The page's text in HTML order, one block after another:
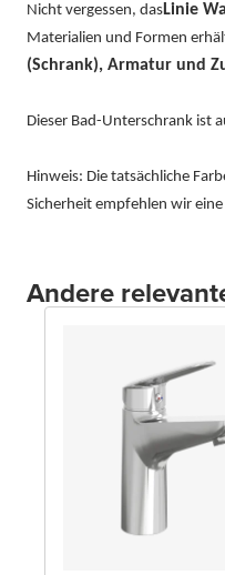
Nicht vergessen, dasLinie
Materialien und Formen
(Schrank), Armatur und
Dieser Bad-Unterschrank ist
Hinweis: Die tatsächliche
Sicherheit empfehlen wir
Andere